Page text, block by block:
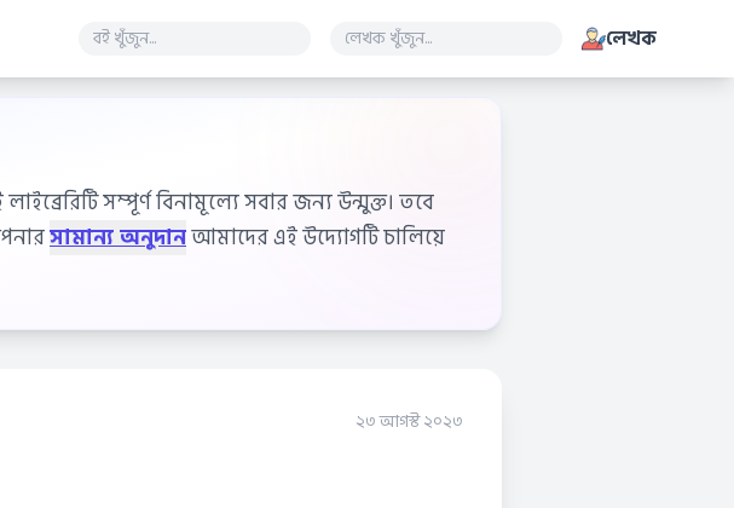
লেখক
সম্পূর্ণ বিনামূল্যে সবার জন্য উন্মুক্ত। তবে
সামান্য অনুদানআমাদের এই উদ্যোগটি চালিয়ে
২৩ আগস্ট ২০২৩